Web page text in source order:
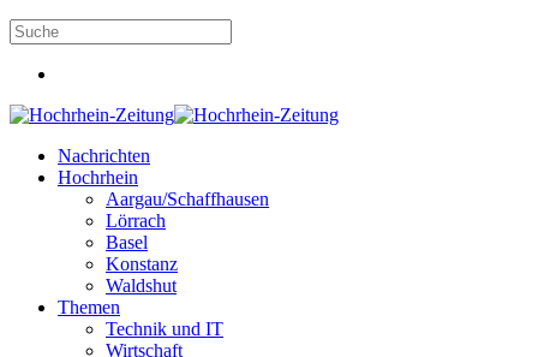
Nachrichten
Hochrhein
Aargau/Schaffhausen
Lörrach
Basel
Konstanz
Waldshut
Themen
Technik und IT
Wirtschaft